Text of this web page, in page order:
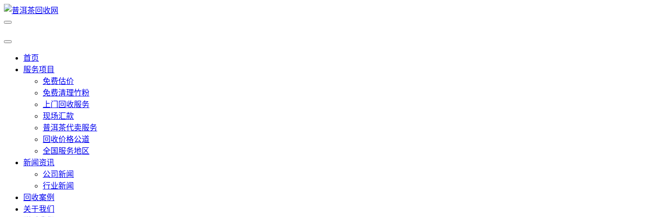
首页
服务项目
免费估价
免费清理竹粉
上门回收服务
现场汇款
普洱茶代卖服务
回收价格公道
全国服务地区
新闻资讯
公司新闻
行业新闻
回收案例
关于我们